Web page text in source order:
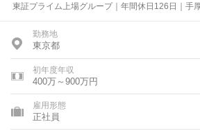
東証プライム上場グループ｜年間休日126日｜手
勤務地
東京都
初年度年収
400万～900万円
雇用形態
正社員